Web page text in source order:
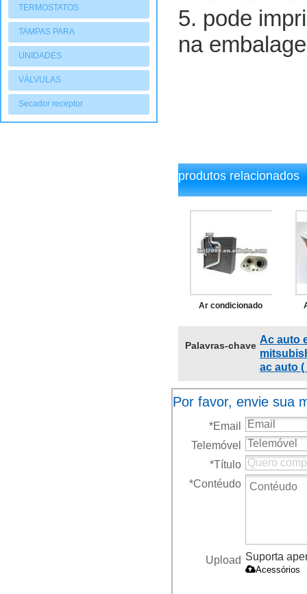
COMPRESSORES
TERMOSTATOS
TAMPAS PARA
COMPRESSORES
UNIDADES
CONDENSADORAS
VÁLVULAS
Secador receptor
5. pode
na
produtos relacionados
Ar condicionado
ca para a mitsubishi
mb939448
Palavras-chave Ac auto
ac auto
Por favor, envie sua
*Email
Telemóvel
*Título
*Contéudo
Upload Suporta
Acessórios